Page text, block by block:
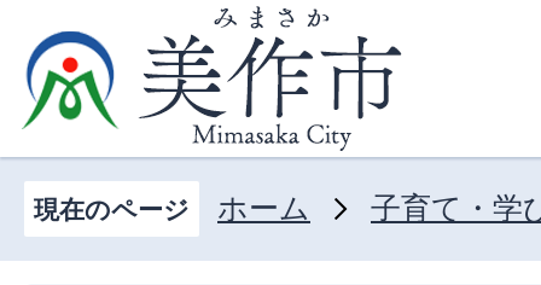
現在のページ ホーム 子育て・学